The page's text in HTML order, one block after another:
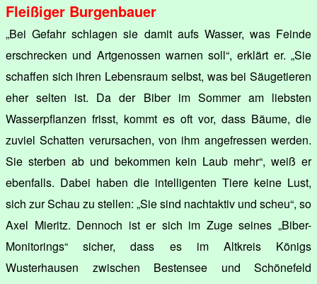
Fleißiger Burgenbauer
„Bei Gefahr schlagen sie damit aufs Wasser, was Feinde
erschrecken und Artgenossen warnen soll“, erklärt er. „Sie
schaffen sich ihren Lebensraum selbst, was bei Säugetieren
eher selten ist. Da der Biber im Sommer am liebsten
Wasserpflanzen frisst, kommt es oft vor, dass Bäume, die
zuviel Schatten verursachen, von ihm angefressen werden.
Sie sterben ab und bekommen kein Laub mehr“, weiß er
ebenfalls. Dabei haben die intelligenten Tiere keine Lust,
sich zur Schau zu stellen: „Sie sind nachtaktiv und scheu“, so
Axel Mieritz. Dennoch ist er sich im Zuge seines „Biber-
Monitorings“ sicher, dass es im Altkreis Königs
Wusterhausen zwischen Bestensee und Schönefeld